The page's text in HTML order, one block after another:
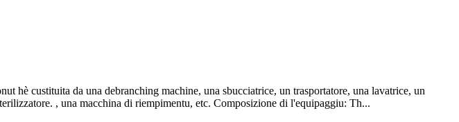
hè custituita da una debranching machine, una sbucciatrice, un trasportatore, una lavatrice, un
, una macchina di riempimentu, etc. Composizione di l'equipaggiu: Th...